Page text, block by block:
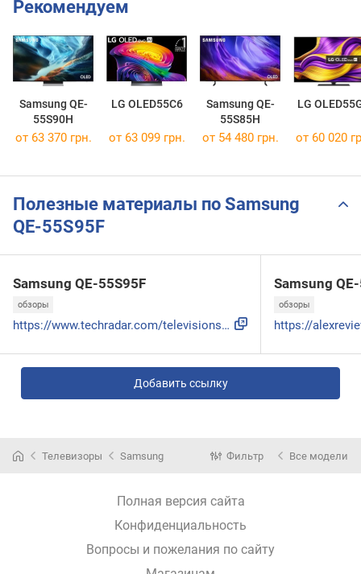
Рекомендуем
Samsung QE-
55S90H
LG OLED55C6
Samsung QE-
55S85H
LG
от 63 370 грн. от 63 099 грн. от 54 480 грн. от 60 020
Полезные материалы по Samsung
QE-55S95F
Samsung QE-55S95F
обзоры
https://www.techradar.com/televisions/im-very-impressed-wit...
Samsung
обзоры
Добавить ссылку
Телевизоры Samsung Фильтр Все модели
Полная версия сайта
Конфиденциальность
Вопросы и пожелания по сайту